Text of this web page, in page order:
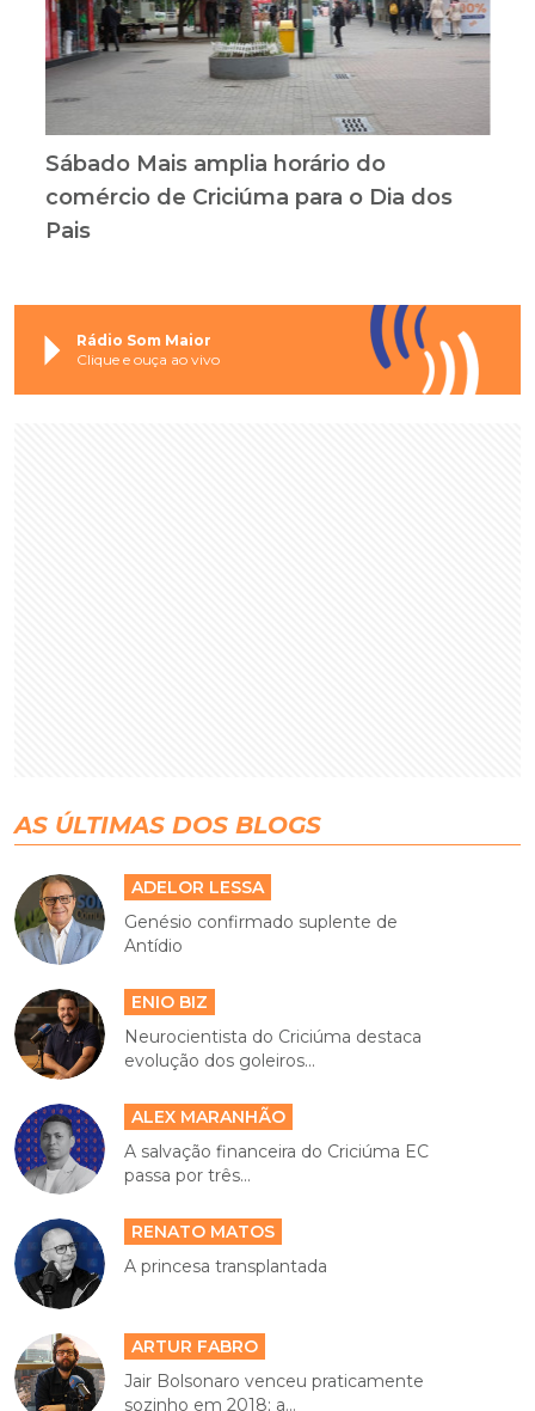
Sábado Mais amplia horário do
comércio de Criciúma para o Dia dos
Pais
Rádio Som Maior
Clique e ouça ao vivo
AS ÚLTIMAS DOS BLOGS
ADELOR LESSA
Genésio confirmado suplente de
Antídio
ENIO BIZ
Neurocientista do Criciúma destaca
evolução dos goleiros...
ALEX MARANHÃO
A salvação financeira do Criciúma EC
passa por três...
RENATO MATOS
A princesa transplantada
ARTUR FABRO
Jair Bolsonaro venceu praticamente
sozinho em 2018; a...